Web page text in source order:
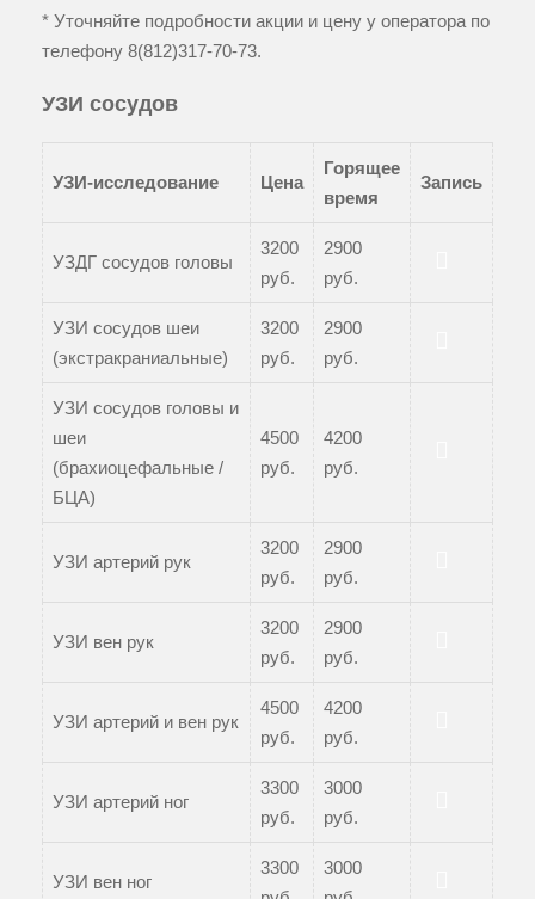
* Уточняйте подробности акции и цену у оператора по
телефону 8(812)317-70-73.
УЗИ сосудов
УЗИ-исследование Цена
Горящее
время
Запись
УЗДГ сосудов головы
3200
руб.
2900
руб.
УЗИ сосудов шеи
(экстракраниальные)
3200
руб.
2900
руб.
УЗИ сосудов головы и
шеи
(брахиоцефальные /
БЦА)
4500
руб.
4200
руб.
УЗИ артерий рук
3200
руб.
2900
руб.
УЗИ вен рук
3200
руб.
2900
руб.
УЗИ артерий и вен рук
4500
руб.
4200
руб.
УЗИ артерий ног
3300
руб.
3000
руб.
УЗИ вен ног
3300
3000